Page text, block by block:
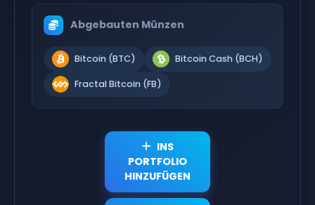
Abgebauten Münzen
Bitcoin (BTC) Bitcoin Cash (BCH)
Fractal Bitcoin (FB)
INS
PORTFOLIO
HINZUFÜGEN